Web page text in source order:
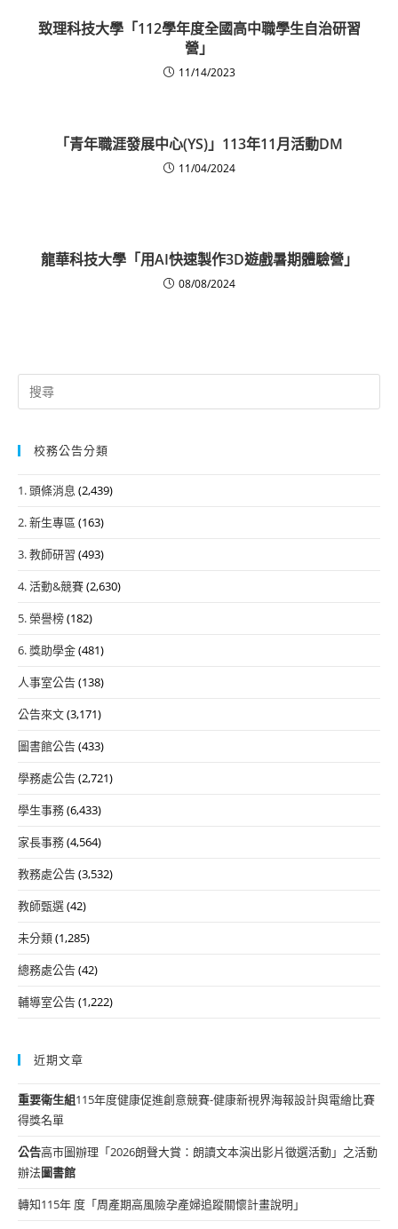
致理科技大學「112學年度全國高中職學生自治研習
營」
11/14/2023
「青年職涯發展中心(YS)」113年11月活動DM
11/04/2024
龍華科技大學「用AI快速製作3D遊戲暑期體驗營」
08/08/2024
Search
for:
校務公告分類
1. 頭條消息 (2,439)
2. 新生專區 (163)
3. 教師研習 (493)
4. 活動&競賽(2,630)
5. 榮譽榜(182)
6. 獎助學金(481)
人事室公告(138)
公告來文(3,171)
圖書館公告(433)
學務處公告(2,721)
學生事務(6,433)
家長事務(4,564)
教務處公告(3,532)
教師甄選(42)
未分類(1,285)
總務處公告(42)
輔導室公告(1,222)
近期文章
重要衛生組115年度健康促進創意競賽-健康新視界海報設計與電繪比賽
得獎名單
公告高市圖辦理「2026朗聲大賞：朗讀文本演出影片徵選活動」之活動
辦法圖書館
轉知115年 度「周產期高風險孕產婦追蹤關懷計畫說明」